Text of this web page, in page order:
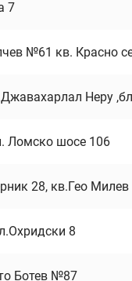
7
№61 кв. Красно
Неру
Ломско шосе 106
28, кв.Гео Милев
8
Ботев №87